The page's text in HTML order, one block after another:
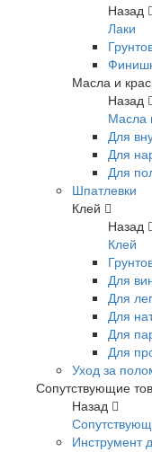
Назад
Лаки
Масла и
Назад
Масла
Для
Для
Для
Шпатлевки
Клей
Назад
Клей
Для
Для
Для
Для
Для
Уход за
Сопутствующие
Назад
Инструмент